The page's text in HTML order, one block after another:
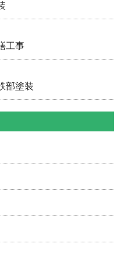
工事
部塗装